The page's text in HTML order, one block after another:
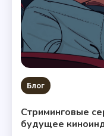
Блог
Стриминговые
будущее